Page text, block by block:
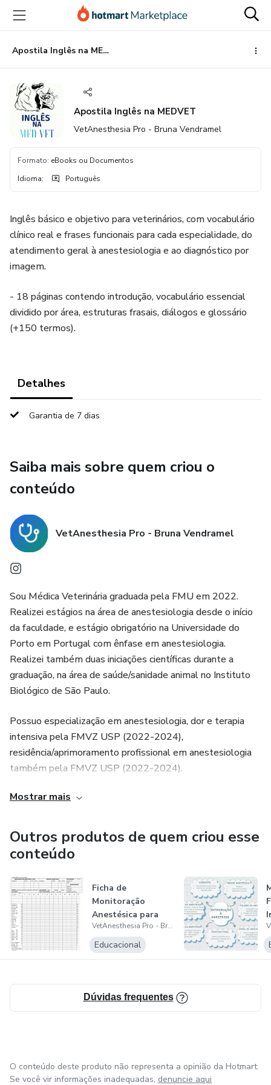
para
conteúdo
principal
para
pagamento
para
rodapé
Apostila Inglês na MEDVET
Apostila Inglês na MEDVET
VetAnesthesia Pro - Bruna Vendramel
Formato: eBooks ou Documentos
Idioma: Português
Inglês básico e objetivo para veterinários, com vocabulário
clínico real e frases funcionais para cada especialidade, do
atendimento geral à anestesiologia e ao diagnóstico por
imagem.
- 18 páginas contendo introdução, vocabulário essencial
dividido por área, estruturas frasais, diálogos e glossário
(+150 termos).
Detalhes
Garantia de 7 dias
Saiba mais sobre quem criou o
conteúdo
VetAnesthesia Pro - Bruna Vendramel
Sou Médica Veterinária graduada pela FMU em 2022.
Realizei estágios na área de anestesiologia desde o início
da faculdade, e estágio obrigatório na Universidade do
Porto em Portugal com ênfase em anestesiologia.
Realizei também duas iniciações científicas durante a
graduação, na área de saúde/sanidade animal no Instituto
Biológico de São Paulo.
Possuo especialização em anestesiologia, dor e terapia
intensiva pela FMVZ USP (2022-2024),
residência/aprimoramento profissional em anestesiologia
também pela FMVZ USP (2022-2024).
Atualmente estou cursando nova pós graduação em
anestesiologista em hospitais veterinários em São Paulo
capital (desde 2023) e com produção de conteúdo voltado
para estudantes e profissionais na área de medicina
veterinária!
Mostrar mais
Outros produtos de quem criou esse
conteúdo
Ficha de
Monitoração
Anestésica para
médicos
veterinários
VetAnesthesia Pro - Bruna Vendramel
Educacional
Dúvidas frequentes
O conteúdo deste produto não representa a opinião da Hotmart.
Se você vir informações inadequadas, denuncie aqui